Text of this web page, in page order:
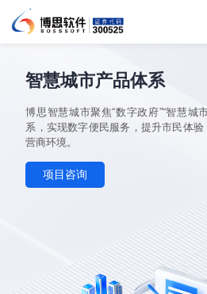
智慧城市产品体系
博思智慧城市聚焦“数字政府”“智慧城
系，实现数字便民服务，提升市民体
营商环境。
项目咨询